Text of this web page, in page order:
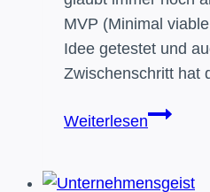
MVP (Minimal
Idee getestet und
Zwischenschritt hat
Weiterlesen
Einigkeit